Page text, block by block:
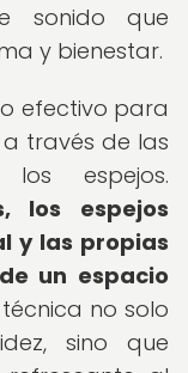
sonido que
y bienestar.
efectivo para
través de las
espejos.
los espejos
y las propias
un espacio
no solo
sino que